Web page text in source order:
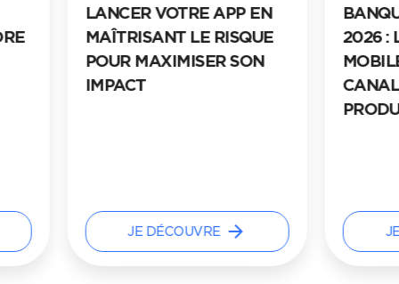
LANCER VOTRE APP EN
MAÎTRISANT LE RISQUE
POUR MAXIMISER SON
IMPACT
JE DÉCOUVRE arrow_forward
2026 :